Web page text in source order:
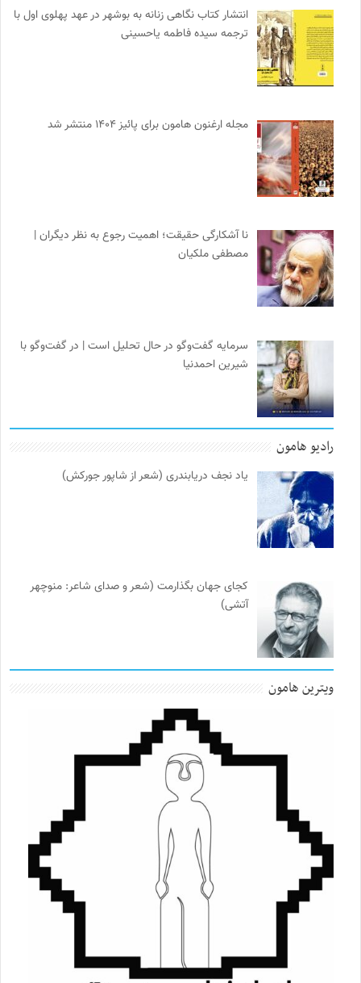
انتشار کتاب نگاهی زنانه به بوشهر در عهد پهلوی اول با
ترجمه سیده فاطمه یاحسینی
مجله ارغنون هامون برای پائیز ۱۴۰۴ منتشر شد
نا آشکارگی حقیقت؛ اهمیت رجوع به نظر دیگران |
مصطفی ملکیان
سرمایه گفت‌وگو در حال تحلیل است | در گفت‌وگو با
شیرین احمدنیا
رادیو هامون
یاد نجف دریابندری (شعر از شاپور جورکش)
کجای جهان بگذارمت (شعر و صدای شاعر: منوچهر
آتشی)
ویترین هامون